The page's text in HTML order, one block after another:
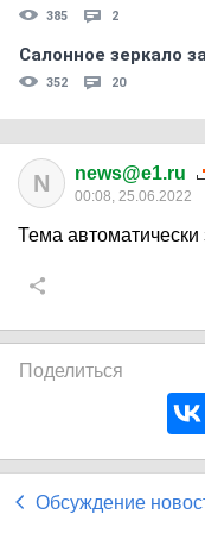
385 2
Салонное зеркало
352 20
N news@e1.ru
00:08, 25.06.2022
Тема автоматически
Поделиться
Обсуждение